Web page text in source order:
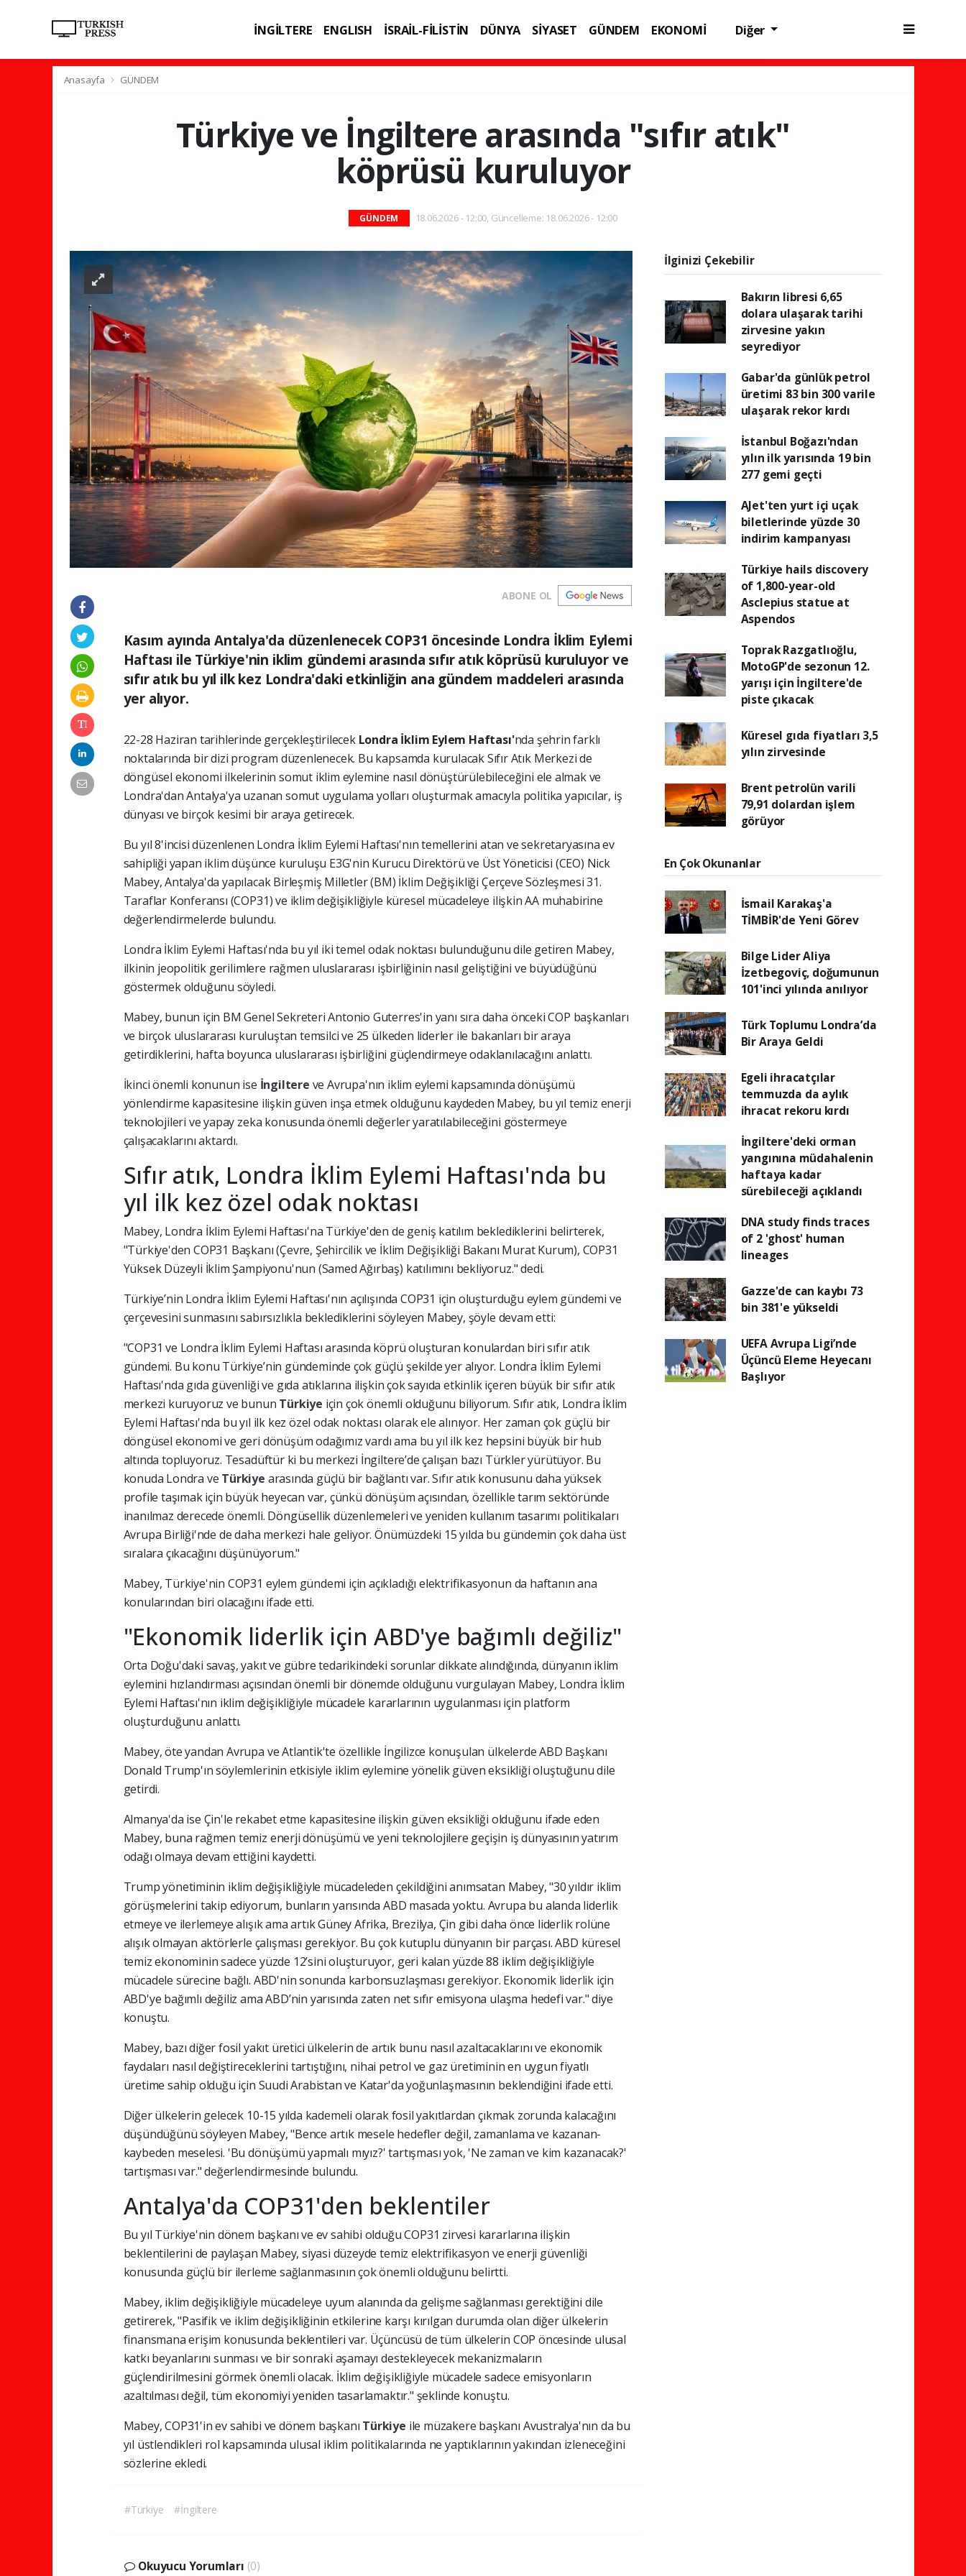
İNGİLTERE ENGLISH İSRAİL-FİLİSTİN DÜNYA SİYASET GÜNDEM
EKONOMİ
Diğer
Anasayfa GÜNDEM
Türkiye ve İngiltere arasında "sıfır atık"
köprüsü kuruluyor
GÜNDEM 18.06.2026 - 12:00, Güncelleme: 18.06.2026 - 12:00
ABONE OL
Kasım ayında Antalya'da düzenlenecek COP31 öncesinde Londra İklim Eylemi
Haftası ile Türkiye'nin iklim gündemi arasında sıfır atık köprüsü kuruluyor ve
sıfır atık bu yıl ilk kez Londra'daki etkinliğin ana gündem maddeleri arasında
yer alıyor.
22-28 Haziran tarihlerinde gerçekleştirilecek Londra İklim Eylem Haftası'nda şehrin farklı
noktalarında bir dizi program düzenlenecek. Bu kapsamda kurulacak Sıfır Atık Merkezi de
döngüsel ekonomi ilkelerinin somut iklim eylemine nasıl dönüştürülebileceğini ele almak ve
Londra'dan Antalya'ya uzanan somut uygulama yolları oluşturmak amacıyla politika yapıcılar, iş
dünyası ve birçok kesimi bir araya getirecek.
Bu yıl 8'incisi düzenlenen Londra İklim Eylemi Haftası'nın temellerini atan ve sekretaryasına ev
sahipliği yapan iklim düşünce kuruluşu E3G'nin Kurucu Direktörü ve Üst Yöneticisi (CEO) Nick
Mabey, Antalya'da yapılacak Birleşmiş Milletler (BM) İklim Değişikliği Çerçeve Sözleşmesi 31.
Taraflar Konferansı (COP31) ve iklim değişikliğiyle küresel mücadeleye ilişkin AA muhabirine
değerlendirmelerde bulundu.
Londra İklim Eylemi Haftası'nda bu yıl iki temel odak noktası bulunduğunu dile getiren Mabey,
ilkinin jeopolitik gerilimlere rağmen uluslararası işbirliğinin nasıl geliştiğini ve büyüdüğünü
göstermek olduğunu söyledi.
Mabey, bunun için BM Genel Sekreteri Antonio Guterres'in yanı sıra daha önceki COP başkanları
ve birçok uluslararası kuruluştan temsilci ve 25 ülkeden liderler ile bakanları bir araya
getirdiklerini, hafta boyunca uluslararası işbirliğini güçlendirmeye odaklanılacağını anlattı.
İkinci önemli konunun ise İngiltere ve Avrupa'nın iklim eylemi kapsamında dönüşümü
yönlendirme kapasitesine ilişkin güven inşa etmek olduğunu kaydeden Mabey, bu yıl temiz enerji
teknolojileri ve yapay zeka konusunda önemli değerler yaratılabileceğini göstermeye
çalışacaklarını aktardı.
Sıfır atık, Londra İklim Eylemi Haftası'nda bu
yıl ilk kez özel odak noktası
Mabey, Londra İklim Eylemi Haftası'na Türkiye'den de geniş katılım beklediklerini belirterek,
"Türkiye'den COP31 Başkanı (Çevre, Şehircilik ve İklim Değişikliği Bakanı Murat Kurum), COP31
Yüksek Düzeyli İklim Şampiyonu'nun (Samed Ağırbaş) katılımını bekliyoruz." dedi.
Türkiye’nin Londra İklim Eylemi Haftası'nın açılışında COP31 için oluşturduğu eylem gündemi ve
çerçevesini sunmasını sabırsızlıkla beklediklerini söyleyen Mabey, şöyle devam etti:
"COP31 ve Londra İklim Eylemi Haftası arasında köprü oluşturan konulardan biri sıfır atık
gündemi. Bu konu Türkiye’nin gündeminde çok güçlü şekilde yer alıyor. Londra İklim Eylemi
Haftası'nda gıda güvenliği ve gıda atıklarına ilişkin çok sayıda etkinlik içeren büyük bir sıfır atık
merkezi kuruyoruz ve bunun Türkiye için çok önemli olduğunu biliyorum. Sıfır atık, Londra İklim
Eylemi Haftası'nda bu yıl ilk kez özel odak noktası olarak ele alınıyor. Her zaman çok güçlü bir
döngüsel ekonomi ve geri dönüşüm odağımız vardı ama bu yıl ilk kez hepsini büyük bir hub
altında topluyoruz. Tesadüftür ki bu merkezi İngiltere’de çalışan bazı Türkler yürütüyor. Bu
konuda Londra ve Türkiye arasında güçlü bir bağlantı var. Sıfır atık konusunu daha yüksek
profile taşımak için büyük heyecan var, çünkü dönüşüm açısından, özellikle tarım sektöründe
inanılmaz derecede önemli. Döngüsellik düzenlemeleri ve yeniden kullanım tasarımı politikaları
Avrupa Birliği'nde de daha merkezi hale geliyor. Önümüzdeki 15 yılda bu gündemin çok daha üst
sıralara çıkacağını düşünüyorum."
Mabey, Türkiye'nin COP31 eylem gündemi için açıkladığı elektrifikasyonun da haftanın ana
konularından biri olacağını ifade etti.
"Ekonomik liderlik için ABD'ye bağımlı değiliz"
Orta Doğu'daki savaş, yakıt ve gübre tedarikindeki sorunlar dikkate alındığında, dünyanın iklim
eylemini hızlandırması açısından önemli bir dönemde olduğunu vurgulayan Mabey, Londra İklim
Eylemi Haftası'nın iklim değişikliğiyle mücadele kararlarının uygulanması için platform
oluşturduğunu anlattı.
Mabey, öte yandan Avrupa ve Atlantik'te özellikle İngilizce konuşulan ülkelerde ABD Başkanı
Donald Trump'ın söylemlerinin etkisiyle iklim eylemine yönelik güven eksikliği oluştuğunu dile
getirdi.
Almanya'da ise Çin'le rekabet etme kapasitesine ilişkin güven eksikliği olduğunu ifade eden
Mabey, buna rağmen temiz enerji dönüşümü ve yeni teknolojilere geçişin iş dünyasının yatırım
odağı olmaya devam ettiğini kaydetti.
Trump yönetiminin iklim değişikliğiyle mücadeleden çekildiğini anımsatan Mabey, "30 yıldır iklim
görüşmelerini takip ediyorum, bunların yarısında ABD masada yoktu. Avrupa bu alanda liderlik
etmeye ve ilerlemeye alışık ama artık Güney Afrika, Brezilya, Çin gibi daha önce liderlik rolüne
alışık olmayan aktörlerle çalışması gerekiyor. Bu çok kutuplu dünyanın bir parçası. ABD küresel
temiz ekonominin sadece yüzde 12’sini oluşturuyor, geri kalan yüzde 88 iklim değişikliğiyle
mücadele sürecine bağlı. ABD'nin sonunda karbonsuzlaşması gerekiyor. Ekonomik liderlik için
ABD'ye bağımlı değiliz ama ABD’nin yarısında zaten net sıfır emisyona ulaşma hedefi var." diye
konuştu.
Mabey, bazı diğer fosil yakıt üretici ülkelerin de artık bunu nasıl azaltacaklarını ve ekonomik
faydaları nasıl değiştireceklerini tartıştığını, nihai petrol ve gaz üretiminin en uygun fiyatlı
üretime sahip olduğu için Suudi Arabistan ve Katar'da yoğunlaşmasının beklendiğini ifade etti.
Diğer ülkelerin gelecek 10-15 yılda kademeli olarak fosil yakıtlardan çıkmak zorunda kalacağını
düşündüğünü söyleyen Mabey, "Bence artık mesele hedefler değil, zamanlama ve kazanan-
kaybeden meselesi. 'Bu dönüşümü yapmalı mıyız?' tartışması yok, 'Ne zaman ve kim kazanacak?'
tartışması var." değerlendirmesinde bulundu.
Antalya'da COP31'den beklentiler
Bu yıl Türkiye'nin dönem başkanı ve ev sahibi olduğu COP31 zirvesi kararlarına ilişkin
beklentilerini de paylaşan Mabey, siyasi düzeyde temiz elektrifikasyon ve enerji güvenliği
konusunda güçlü bir ilerleme sağlanmasının çok önemli olduğunu belirtti.
Mabey, iklim değişikliğiyle mücadeleye uyum alanında da gelişme sağlanması gerektiğini dile
getirerek, "Pasifik ve iklim değişikliğinin etkilerine karşı kırılgan durumda olan diğer ülkelerin
finansmana erişim konusunda beklentileri var. Üçüncüsü de tüm ülkelerin COP öncesinde ulusal
katkı beyanlarını sunması ve bir sonraki aşamayı destekleyecek mekanizmaların
güçlendirilmesini görmek önemli olacak. İklim değişikliğiyle mücadele sadece emisyonların
azaltılması değil, tüm ekonomiyi yeniden tasarlamaktır." şeklinde konuştu.
Mabey, COP31'in ev sahibi ve dönem başkanı Türkiye ile müzakere başkanı Avustralya'nın da bu
yıl üstlendikleri rol kapsamında ulusal iklim politikalarında ne yaptıklarının yakından izleneceğini
sözlerine ekledi.
#Türkiye #İngiltere
Okuyucu Yorumları (0)
İlginizi Çekebilir
Bakırın libresi 6,65
dolara ulaşarak tarihi
zirvesine yakın
seyrediyor
Gabar'da günlük petrol
üretimi 83 bin 300 varile
ulaşarak rekor kırdı
İstanbul Boğazı'ndan
yılın ilk yarısında 19 bin
277 gemi geçti
AJet'ten yurt içi uçak
biletlerinde yüzde 30
indirim kampanyası
Türkiye hails discovery
of 1,800-year-old
Asclepius statue at
Aspendos
Toprak Razgatlıoğlu,
MotoGP'de sezonun 12.
yarışı için İngiltere'de
piste çıkacak
Küresel gıda fiyatları 3,5
yılın zirvesinde
Brent petrolün varili
79,91 dolardan işlem
görüyor
En Çok Okunanlar
İsmail Karakaş'a
TİMBİR'de Yeni Görev
Bilge Lider Aliya
İzetbegoviç, doğumunun
101'inci yılında anılıyor
Türk Toplumu Londra’da
Bir Araya Geldi
Egeli ihracatçılar
temmuzda da aylık
ihracat rekoru kırdı
İngiltere'deki orman
yangınına müdahalenin
haftaya kadar
sürebileceği açıklandı
DNA study finds traces
of 2 'ghost' human
lineages
Gazze'de can kaybı 73
bin 381'e yükseldi
UEFA Avrupa Ligi’nde
Üçüncü Eleme Heyecanı
Başlıyor